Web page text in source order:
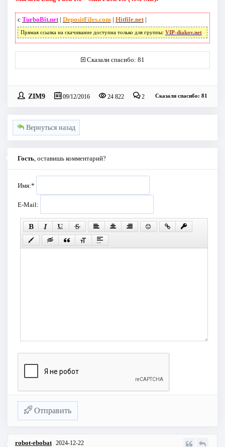
с TurboBit.net| DepositFiles.com | Hitfile.net|
Прямая ссылка на скачивание доступна только для группы: VIP-diakov.net
Сказали спасибо: 81
ZIM9 09/12/2016 24 822 2 Сказали спасибо: 81
Вернуться назад
Гость , оставишь комментарий?
Имя:*
E-Mail:
Отправить
robot-ebobat 2024-12-22